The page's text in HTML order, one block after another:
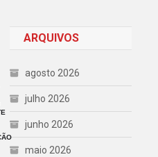
ARQUIVOS
agosto 2026
julho 2026
junho 2026
maio 2026